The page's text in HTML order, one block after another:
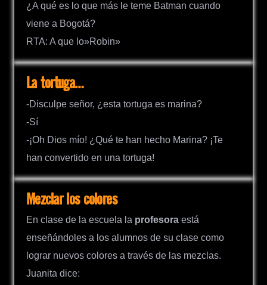
¿A qué es lo que más le teme Batman cuando
viene a Bogotá?
RTA: A que lo»Robin»
La tortuga…
-Disculpe señor, ¿esta tortuga es marina?
-Sí
-¡Oh Dios mío! ¿Qué te han hecho Marina? ¡Te
han convertido en una tortuga!
Mezclar los colores
En clase de la escuela la profesora está
enseñándoles a los alumnos de su clase como
lograr nuevos colores a través de las mezclas.
Juanita dice: